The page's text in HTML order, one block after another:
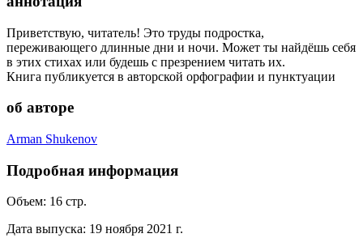
Приветствую, читатель! Это труды подростка,
переживающего длинные дни и ночи. Может ты найдёшь себя
в этих стихах или будешь с презрением читать их.
Книга публикуется в авторской орфографии и пунктуации
об авторе
Arman Shukenov
Подробная информация
Объем: 16 стр.
Дата выпуска: 19 ноября 2021 г.